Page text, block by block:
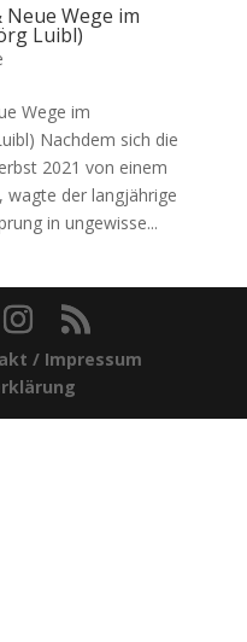
Wege im
Luibl)
Wege im
Nachdem sich die
2021 von einem
wagte der langjährige
in ungewisse...
/ Impressum